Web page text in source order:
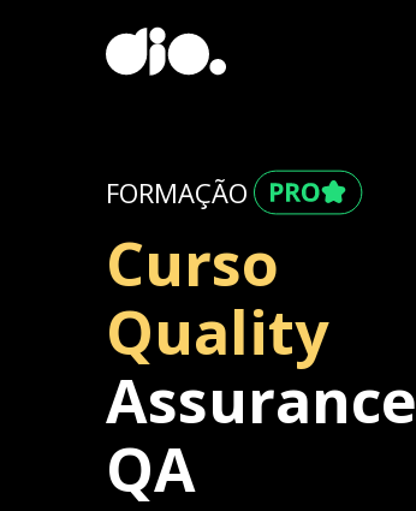
FORMAÇÃO
Curso
Quality
Assurance
QA